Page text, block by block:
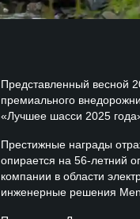
Представленный весной
премиального
«Лучшее шасси 2025
Престижные награды
опирается на 56-летний
компании в области
инженерные решения